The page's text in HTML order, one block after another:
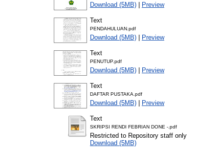
Download (5MB) | Preview
Text
PENDAHULUAN.pdf
Download (5MB) | Preview
Text
PENUTUP.pdf
Download (5MB) | Preview
Text
DAFTAR PUSTAKA.pdf
Download (5MB) | Preview
Text
SKRIPSI RENDI FEBRIAN DONE -.pdf
Restricted to Repository staff only
Download (5MB)